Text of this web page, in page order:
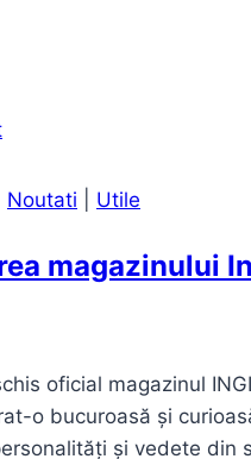
Noutati Utile
magazinului
oficial magazinul
o bucuroasă și
și vedete din